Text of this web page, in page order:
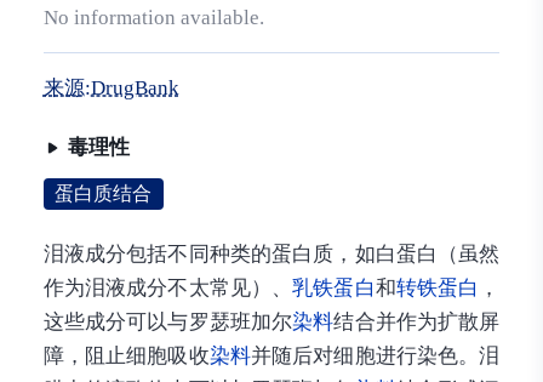
No information available.
来源:DrugBank
毒理性
蛋白质结合
泪液成分包括不同种类的蛋白质，如白蛋白（虽然
作为泪液成分不太常见）、乳铁蛋白和转铁蛋白 ，
这些成分可以与罗瑟班加尔染料结合并作为扩散屏
障，阻止细胞吸收染料并随后对细胞进行染色。泪